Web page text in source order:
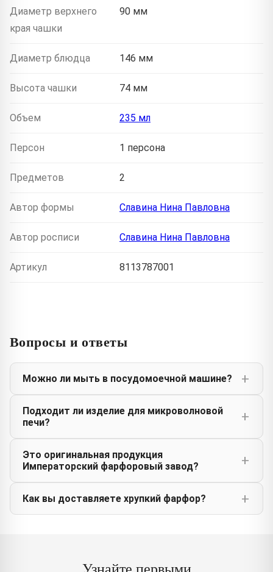
Диаметр верхнего
края чашки
90 мм
Диаметр блюдца 146 мм
Высота чашки 74 мм
Объем 235 мл
Персон 1 персона
Предметов 2
Автор формы Славина Нина Павловна
Автор росписи Славина Нина Павловна
Артикул 8113787001
Вопросы и ответы
Можно ли мыть в посудомоечной машине?
Подходит ли изделие для микроволновой
печи?
Это оригинальная продукция
Императорский фарфоровый завод?
Как вы доставляете хрупкий фарфор?